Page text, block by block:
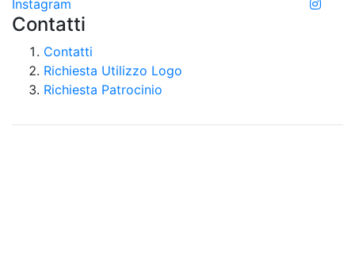
Instagram
Contatti
Contatti
Richiesta Utilizzo Logo
Richiesta Patrocinio